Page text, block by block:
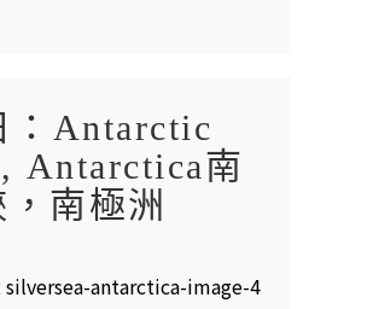
：Antarctic
Antarctica南
南極洲